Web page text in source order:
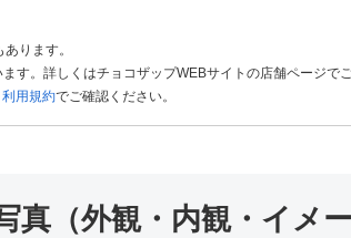
ります。
す。詳しくはチョコザップWEBサイトの店舗ページで
利用規約でご確認ください。
（外観・内観・イメー